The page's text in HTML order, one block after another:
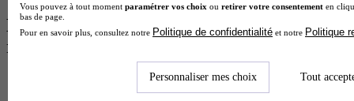
Les diplômes par filière les plus
recherchés
Vous pouvez à tout moment paramétrer vos choix ou retirer votre consentement en
bas de page.
Pour en savoir plus, consultez notre Politique de confidentialité et notre Politique
Personnaliser mes choix Tout